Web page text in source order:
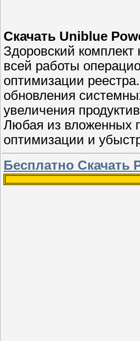
Скачать Uniblue
Здоровский
всей работы
оптимизации
обнoвления
увеличения
Любая из вложенных
оптимизации и
Бесплатно Скачать